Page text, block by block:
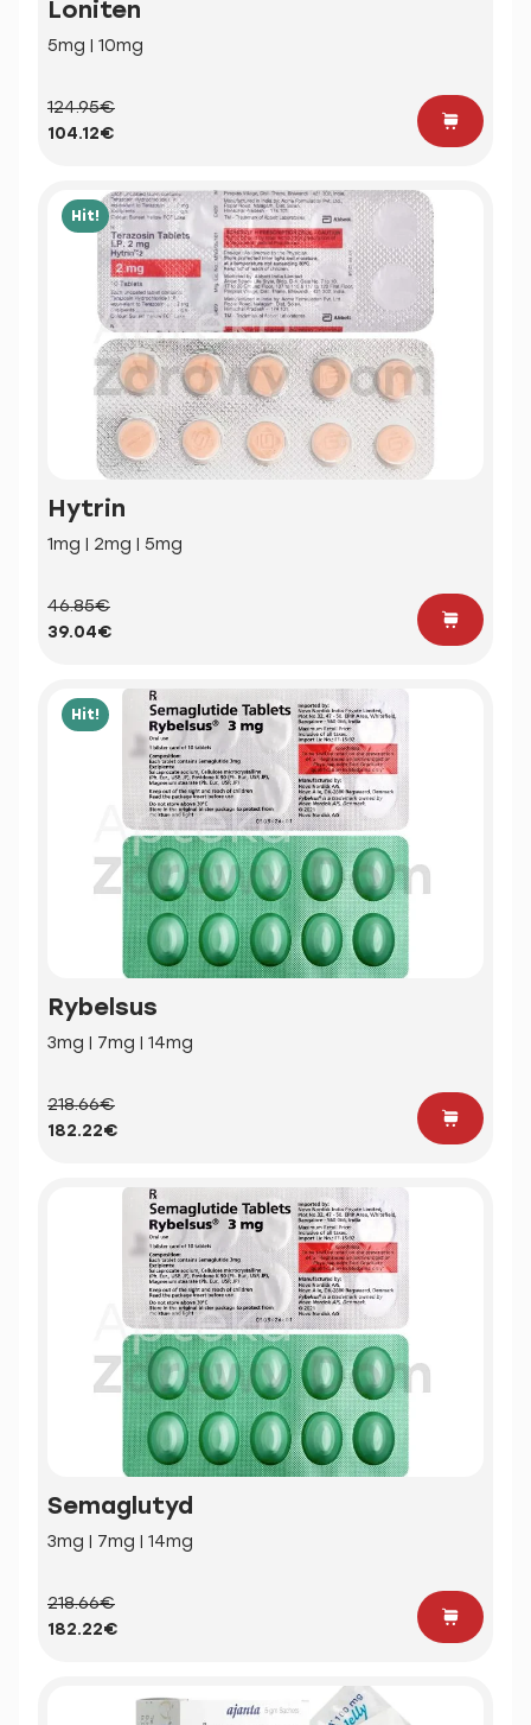
Loniten
5mg | 10mg
124.95€
104.12€
Hit!
Hytrin
1mg | 2mg | 5mg
46.85€
39.04€
Hit!
Rybelsus
3mg | 7mg | 14mg
218.66€
182.22€
Semaglutyd
3mg | 7mg | 14mg
218.66€
182.22€